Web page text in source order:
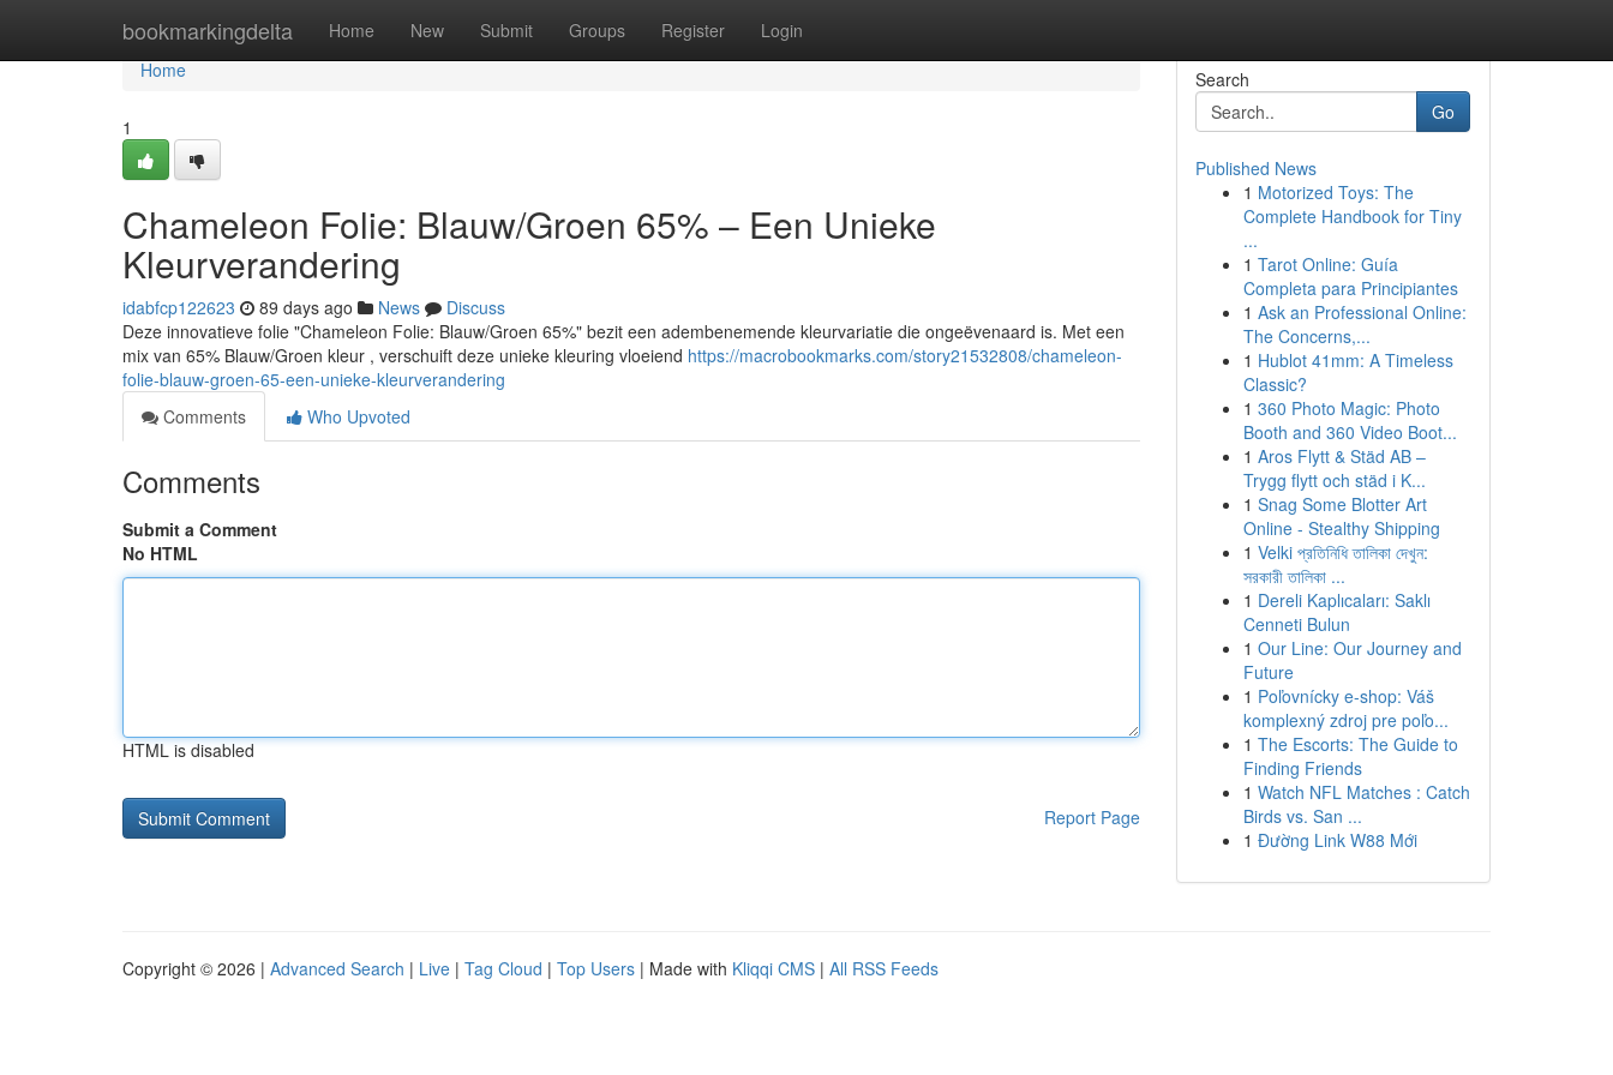
bookmarkingdelta Home New Submit Groups Register Login
Home
Home
1
Chameleon Folie: Blauw/Groen 65% – Een Unieke
Kleurverandering
idabfcp122623 89 days ago News
Discuss
Deze innovatieve folie "Chameleon Folie: Blauw/Groen 65%" bezit een adembenemende kleurvariatie die ongeëvenaard is. Met een
mix van 65% Blauw/Groen kleur , verschuift deze unieke kleuring vloeiend https://macrobookmarks.com/story21532808/chameleon-
folie-blauw-groen-65-een-unieke-kleurverandering
Comments
Who Upvoted
Comments
Submit a Comment
No HTML
HTML is disabled
Report Page
Search
Go
Published News
1 Motorized Toys: The
Complete Handbook for Tiny
...
1 Tarot Online: Guía
Completa para Principiantes
1 Ask an Professional Online:
The Concerns,...
1 Hublot 41mm: A Timeless
Classic?
1 360 Photo Magic: Photo
Booth and 360 Video Boot...
1 Aros Flytt & Städ AB –
Trygg flytt och städ i K...
1 Snag Some Blotter Art
Online - Stealthy Shipping
1 Velki প্রতিনিধি তালিকা দেখুন:
সরকারী তালিকা ...
1 Dereli Kaplıcaları: Saklı
Cenneti Bulun
1 Our Line: Our Journey and
Future
1 Poľovnícky e-shop: Váš
komplexný zdroj pre poľo...
1 The Escorts: The Guide to
Finding Friends
1 Watch NFL Matches : Catch
Birds vs. San ...
1 Đường Link W88 Mới
Copyright © 2026 | Advanced Search | Live | Tag Cloud | Top Users | Made with Kliqqi CMS | All RSS Feeds